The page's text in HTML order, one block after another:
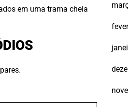
em uma trama cheia